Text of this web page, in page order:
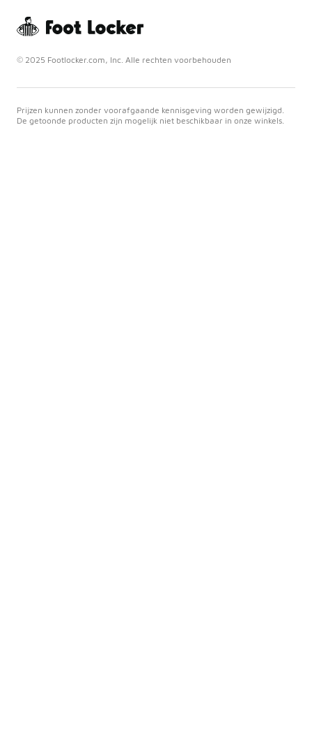
© 2025 Footlocker.com, Inc. Alle rechten voorbehouden
Prijzen kunnen zonder voorafgaande kennisgeving worden gewijzigd.
De getoonde producten zijn mogelijk niet beschikbaar in onze winkels.